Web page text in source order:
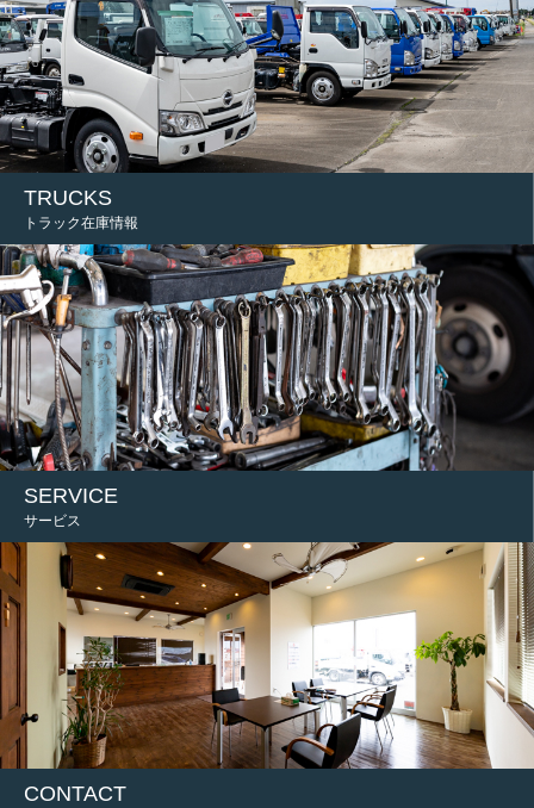
TRUCKS
トラック在庫情報
SERVICE
サービス
CONTACT